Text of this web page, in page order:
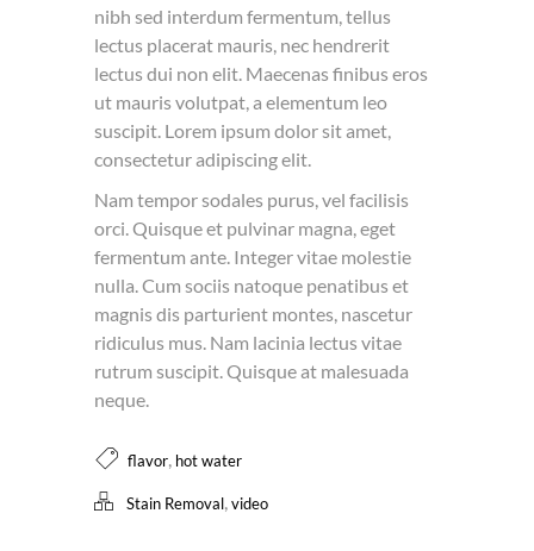
nibh sed interdum fermentum, tellus
lectus placerat mauris, nec hendrerit
lectus dui non elit. Maecenas finibus eros
ut mauris volutpat, a elementum leo
suscipit. Lorem ipsum dolor sit amet,
consectetur adipiscing elit.
Nam tempor sodales purus, vel facilisis
orci. Quisque et pulvinar magna, eget
fermentum ante. Integer vitae molestie
nulla. Cum sociis natoque penatibus et
magnis dis parturient montes, nascetur
ridiculus mus. Nam lacinia lectus vitae
rutrum suscipit. Quisque at malesuada
neque.
flavor, hot water
Stain Removal,video